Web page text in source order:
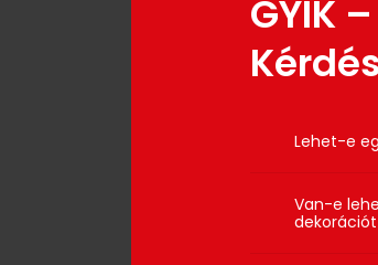
GYIK
Lehet-e
Van-e